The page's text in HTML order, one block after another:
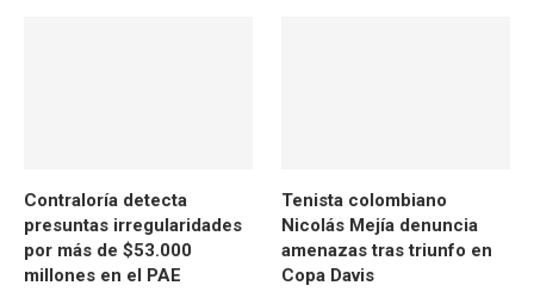
Contraloría detecta
presuntas irregularidades
por más de $53.000
millones en el PAE
Tenista colombiano
Nicolás Mejía denuncia
amenazas tras triunfo en
Copa Davis